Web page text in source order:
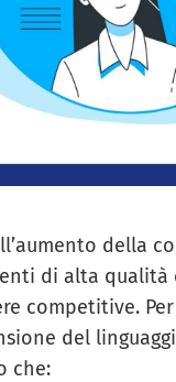
della
di alta qualità
competitive.
del
che: